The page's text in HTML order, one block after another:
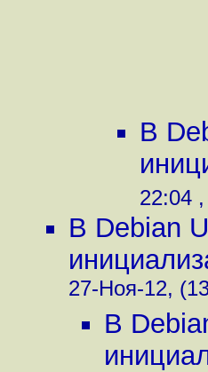
В
22:04
В Debian
27-Ноя-12,
В